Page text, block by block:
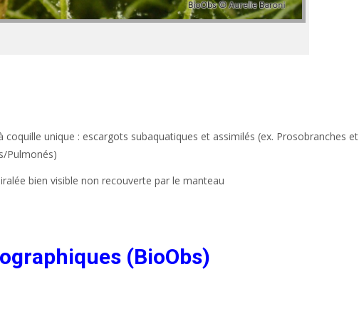
coquille unique : escargots subaquatiques et assimilés (ex. Prosobranches et
Pulmonés)
bien visible non recouverte par le manteau
(BioObs)